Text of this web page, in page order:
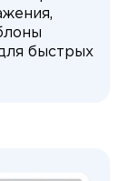
быстрых